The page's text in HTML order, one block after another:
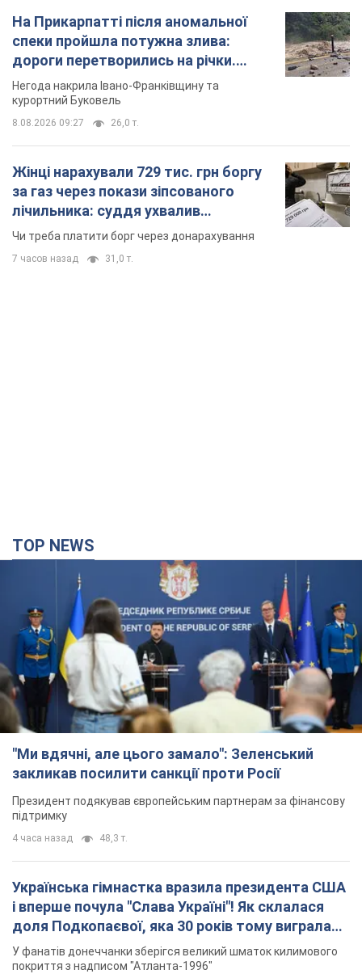
На Прикарпатті після аномальної
спеки пройшла потужна злива:
дороги перетворились на річки.
Відео
Негода накрила Івано-Франківщину та
курортний Буковель
8.08.2026 09:27 26,0 т.
Жінці нарахували 729 тис. грн боргу
за газ через покази зіпсованого
лічильника: суддя ухвалив
неочікуване рішення
Чи треба платити борг через донарахування
7 часов назад 31,0 т.
TOP NEWS
"Ми вдячні, але цього замало": Зеленський
закликав посилити санкції проти Росії
Президент подякував європейським партнерам за фінансову
підтримку
4 часа назад 48,3 т.
Українська гімнастка вразила президента США
і вперше почула "Слава Україні"! Як склалася
доля Подкопаєвої, яка 30 років тому виграла
"золото" Олімпіади
У фанатів донеччанки зберігся великий шматок килимового
покриття з надписом "Атланта-1996"